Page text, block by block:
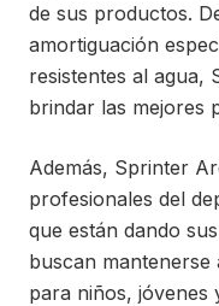
de sus productos.
amortiguación
resistentes al
brindar las mejores
Además, Sprinter
profesionales del
que están dando
buscan mantenerse
para niños, jóvenes